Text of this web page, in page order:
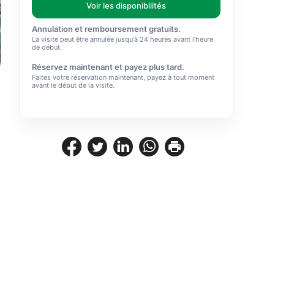
Voir les disponibilités
Annulation et remboursement gratuits.
La visite peut être annulée jusqu'à 24 heures avant l'heure
de début.
Réservez maintenant et payez plus tard.
Faites votre réservation maintenant, payez à tout moment
avant le début de la visite.